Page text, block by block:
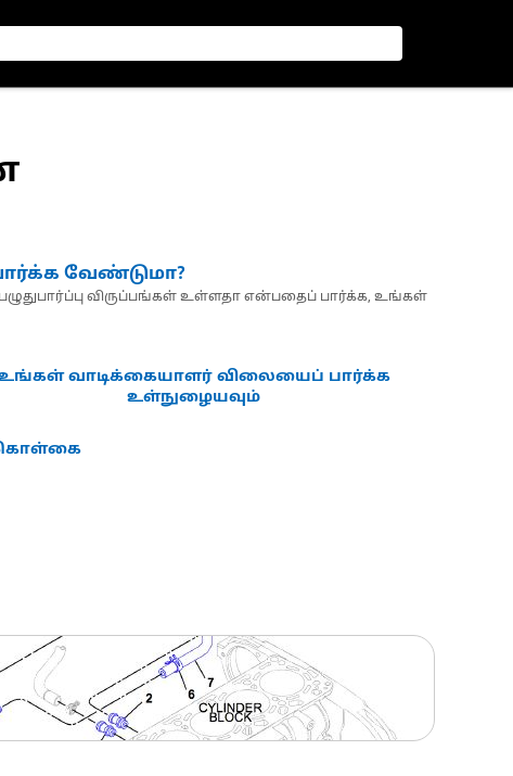
வேண்டுமா?
விருப்பங்கள் உள்ளதா என்பதைப் பார்க்க, உங்கள்
வாடிக்கையாளர் விலையைப் பார்க்க
உள்நுழையவும்
கொள்கை